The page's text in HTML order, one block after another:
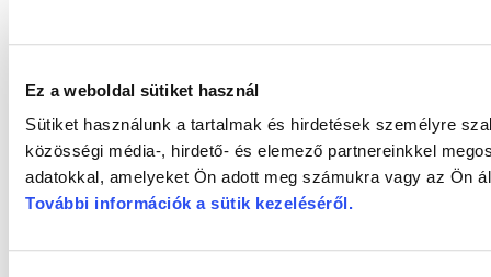
Ez a weboldal sütiket használ
Sütiket használunk a tartalmak és hirdetések személyre
közösségi média-, hirdető- és elemező partnereinkkel
adatokkal, amelyeket Ön adott meg számukra vagy az Ön
További információk a sütik kezeléséről.